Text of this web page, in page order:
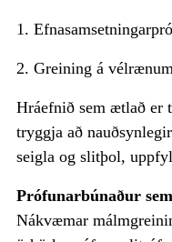
1.
2. Greining á
Hráefnið sem ætlað er
tryggja að
seigla og slitþol,
Prófunarbúnaður
Nákvæmar